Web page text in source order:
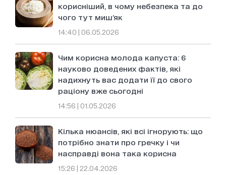
корисніший, в чому небезпека та до
чого тут миш’як
14:40 | 06.05.2026
Чим корисна молода капуста: 6
науково доведених фактів, які
надихнуть вас додати її до свого
раціону вже сьогодні
14:56 | 01.05.2026
Кілька нюансів, які всі ігнорують: що
потрібно знати про гречку і чи
насправді вона така корисна
15:26 | 22.04.2026